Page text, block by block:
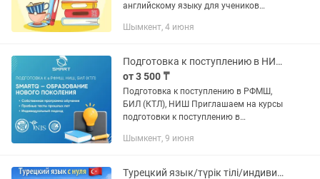
английскому языку для учеников
желающих начать изучать английский.
Шымкент, 4 июня
Подготовка к поступлению в НИШ, БИЛ(КТЛ), РФМШ
от 3 500 ₸
Подготовка к поступлению в РФМШ,
БИЛ (КТЛ), НИШ Приглашаем на курсы
подготовки к поступлению в
математическую школу (РФМШ), Білім
Шымкент, 9 июня
Турецкий язык/түрік тілі/индивидуальные уроки/репетитор